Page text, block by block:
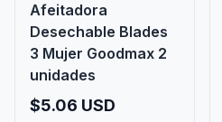
Afeitadora
Desechable Blades
3 Mujer Goodmax 2
unidades
$5.06 USD